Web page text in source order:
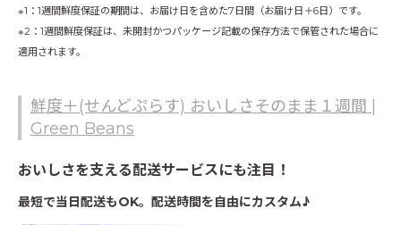
※1：1週間鮮度保証の期間は、お届け日を含めた7日間（お届け日＋6日）です。
※2：1週間鮮度保証は、未開封かつパッケージ記載の保存方法で保管された場合に
適用されます。
鮮度＋(せんどぷらす) おいしさそのまま１週間 |
Green Beans
おいしさを支える配送サービスにも注目！
最短で当日配送もOK。配送時間を自由にカスタム♪